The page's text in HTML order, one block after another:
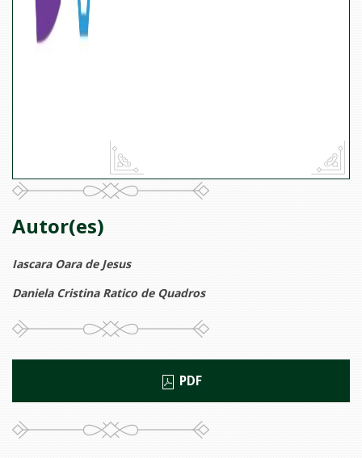
Autor(es)
Iascara Oara de Jesus
Daniela Cristina Ratico de Quadros
PDF